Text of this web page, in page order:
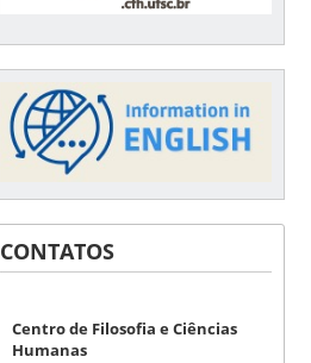
CONTATOS
Centro de Filosofia e Ciências
Humanas